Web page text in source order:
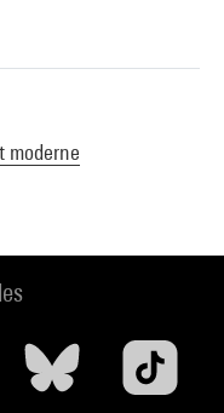
moderne